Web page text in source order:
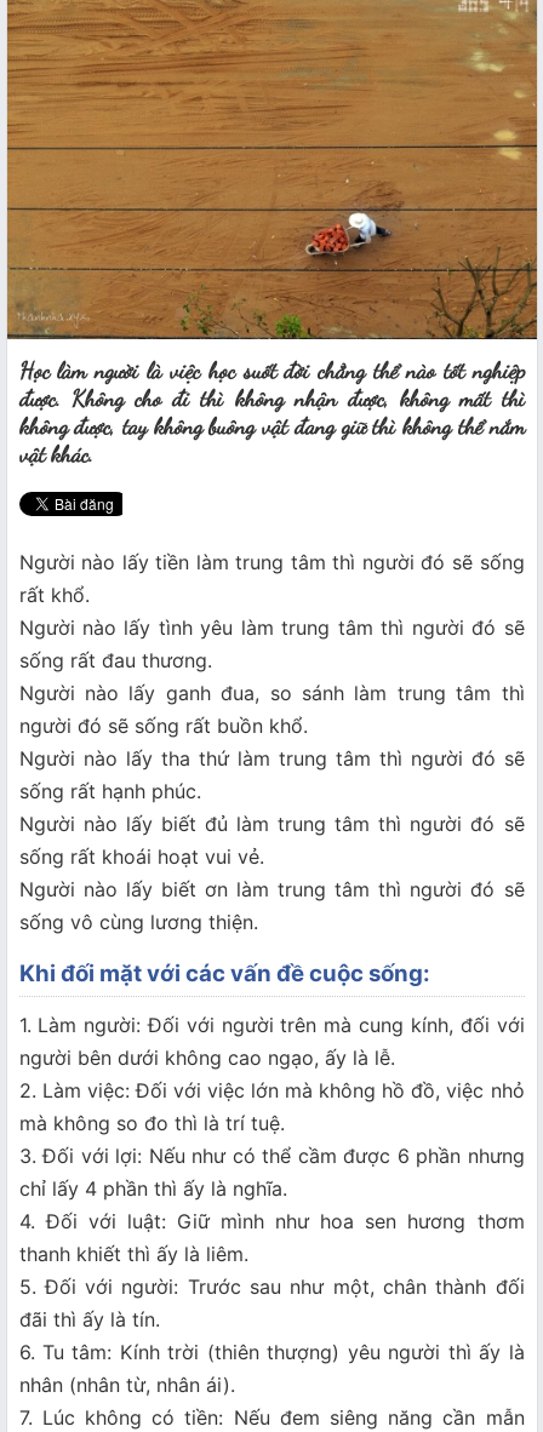
Học làm người là việc học suốt đời chẳng thể nào tốt nghiệp
được. Không cho đi thì không nhận được, không mất thì
không được, tay không buông vật đang giữ thì không thể nắm
vật khác.
Người nào lấy tiền làm trung tâm thì người đó sẽ sống
rất khổ.
Người nào lấy tình yêu làm trung tâm thì người đó sẽ
sống rất đau thương.
Người nào lấy ganh đua, so sánh làm trung tâm thì
người đó sẽ sống rất buồn khổ.
Người nào lấy tha thứ làm trung tâm thì người đó sẽ
sống rất hạnh phúc.
Người nào lấy biết đủ làm trung tâm thì người đó sẽ
sống rất khoái hoạt vui vẻ.
Người nào lấy biết ơn làm trung tâm thì người đó sẽ
sống vô cùng lương thiện.
Khi đối mặt với các vấn đề cuộc sống:
1. Làm người: Đối với người trên mà cung kính, đối với
người bên dưới không cao ngạo, ấy là lễ.
2. Làm việc: Đối với việc lớn mà không hồ đồ, việc nhỏ
mà không so đo thì là trí tuệ.
3. Đối với lợi: Nếu như có thể cầm được 6 phần nhưng
chỉ lấy 4 phần thì ấy là nghĩa.
4. Đối với luật: Giữ mình như hoa sen hương thơm
thanh khiết thì ấy là liêm.
5. Đối với người: Trước sau như một, chân thành đối
đãi thì ấy là tín.
6. Tu tâm: Kính trời (thiên thượng) yêu người thì ấy là
nhân (nhân từ, nhân ái).
7. Lúc không có tiền: Nếu đem siêng năng cần mẫn